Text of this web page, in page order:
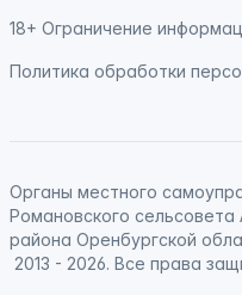
18+ Ограничение
Политика обработки
Органы местного
Романовского сельсовета
района Оренбургской
2013 - 2026. Все права